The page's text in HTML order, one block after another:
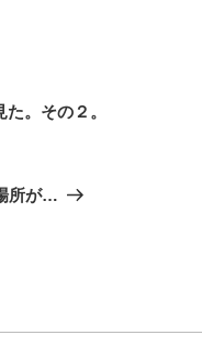
。その２。
所が…